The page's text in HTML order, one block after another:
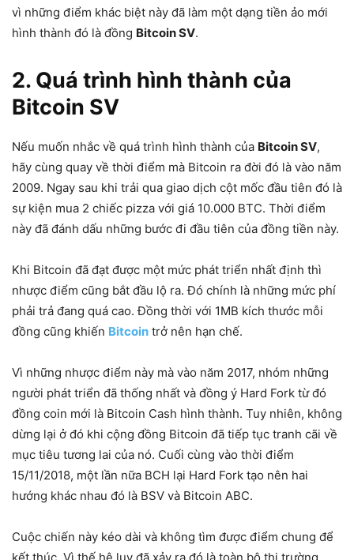
vì những điểm khác biệt này đã làm một dạng tiền ảo mới
hình thành đó là đồng Bitcoin SV.
2. Quá trình hình thành của
Bitcoin SV
Nếu muốn nhắc về quá trình hình thành của Bitcoin SV,
hãy cùng quay về thời điểm mà Bitcoin ra đời đó là vào năm
2009. Ngay sau khi trải qua giao dịch cột mốc đầu tiên đó là
sự kiện mua 2 chiếc pizza với giá 10.000 BTC. Thời điểm
này đã đánh dấu những bước đi đầu tiên của đồng tiền này.
Khi Bitcoin đã đạt được một mức phát triển nhất định thì
nhược điểm cũng bắt đầu lộ ra. Đó chính là những mức phí
phải trả đang quá cao. Đồng thời với 1MB kích thước mỗi
đồng cũng khiến Bitcoin trở nên hạn chế.
Vì những nhược điểm này mà vào năm 2017, nhóm những
người phát triển đã thống nhất và đồng ý Hard Fork từ đó
đồng coin mới là Bitcoin Cash hình thành. Tuy nhiên, không
dừng lại ở đó khi cộng đồng Bitcoin đã tiếp tục tranh cãi về
mục tiêu tương lai của nó. Cuối cùng vào thời điểm
15/11/2018, một lần nữa BCH lại Hard Fork tạo nên hai
hướng khác nhau đó là BSV và Bitcoin ABC.
Cuộc chiến này kéo dài và không tìm được điểm chung để